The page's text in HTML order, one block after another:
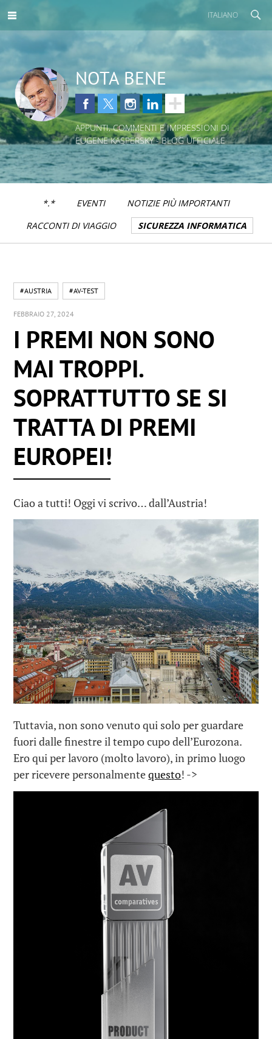
ITALIANO
NOTA BENE
APPUNTI, COMMENTI E IMPRESSIONI DI
EUGENE KASPERSKY - BLOG UFFICIALE
*.* EVENTI
NOTIZIE PIÙ IMPORTANTI
RACCONTI DI VIAGGIO
SICUREZZA INFORMATICA
#AUSTRIA #AV-TEST
FEBBRAIO 27, 2024
I PREMI NON SONO
MAI TROPPI.
SOPRATTUTTO SE SI
TRATTA DI PREMI
EUROPEI!
Ciao a tutti! Oggi vi scrivo… dall’Austria!
Tuttavia, non sono venuto qui solo per guardare
fuori dalle finestre il tempo cupo dell’Eurozona.
Ero qui per lavoro (molto lavoro), in primo luogo
per ricevere personalmentequesto! ->